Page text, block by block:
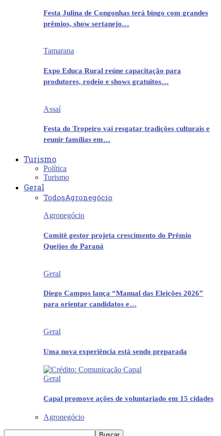
Festa Julina de Congonhas terá bingo com grandes
prêmios, show sertanejo…
Tamarana
Expo Educa Rural reúne capacitação para
produtores, rodeio e shows gratuitos…
Assaí
Festa do Tropeiro vai resgatar tradições culturais e
reunir famílias em…
Turismo
Política
Turismo
Geral
TodosAgronegócio
Agronegócio
Comitê gestor projeta crescimento do Prêmio
Queijos do Paraná
Geral
Diego Campos lança “Manual das Eleições 2026”
para orientar candidatos e…
Geral
Uma nova experiência está sendo preparada
Geral
Capal promove ações de voluntariado em 15 cidades
Agronegócio